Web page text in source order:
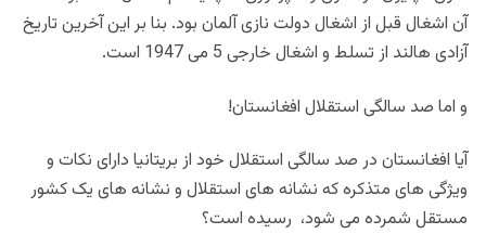
آن اشغال قبل از اشغال دولت نازی آلمان بود. بنا بر این آخرین تاریخ
آزادی هالند از تسلط و اشغال خارجی 5 می 1947 است.
و اما صد سالگی استقلال افغانستان!
آیا افغانستان در صد سالگی استقلال خود از بریتانیا دارای نکات و
ویژگی های متذکره که نشانه های استقلال و نشانه های یک کشور
مستقل شمرده می شود، رسیده است؟